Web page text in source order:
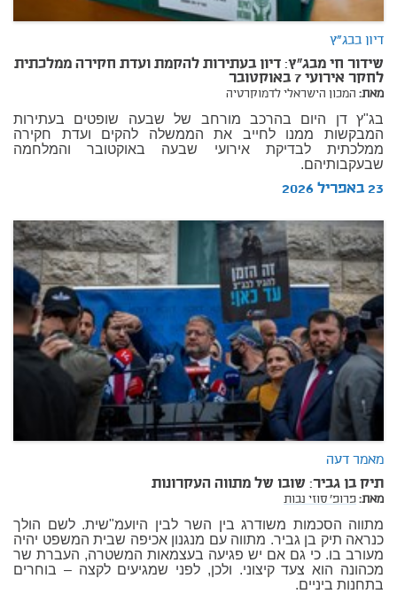
דיון בבג"ץ
שידור חי מבג"ץ: דיון בעתירות להקמת ועדת חקירה ממלכתית
לחקר אירועי 7 באוקטובר
מאת: המכון הישראלי לדמוקרטיה
בג"ץ דן היום בהרכב מורחב של שבעה שופטים בעתירות
המבקשות ממנו לחייב את הממשלה להקים ועדת חקירה
ממלכתית לבדיקת אירועי שבעה באוקטובר והמלחמה
שבעקבותיהם.
23 באפריל 2026
מאמר דעה
תיק בן גביר: שובו של מתווה העקרונות
מאת:פרופ' סוזי נבות
מתווה הסכמות משודרג בין השר לבין היועמ"שית. לשם הולך
כנראה תיק בן גביר. מתווה עם מנגנון אכיפה שבית המשפט יהיה
מעורב בו. כי גם אם יש פגיעה בעצמאות המשטרה, העברת שר
מכהונה הוא צעד קיצוני. ולכן, לפני שמגיעים לקצה – בוחרים
בתחנות ביניים.